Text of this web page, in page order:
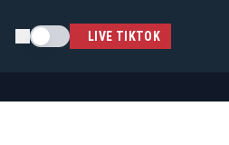
Schimba temaLIVE TIKTOK